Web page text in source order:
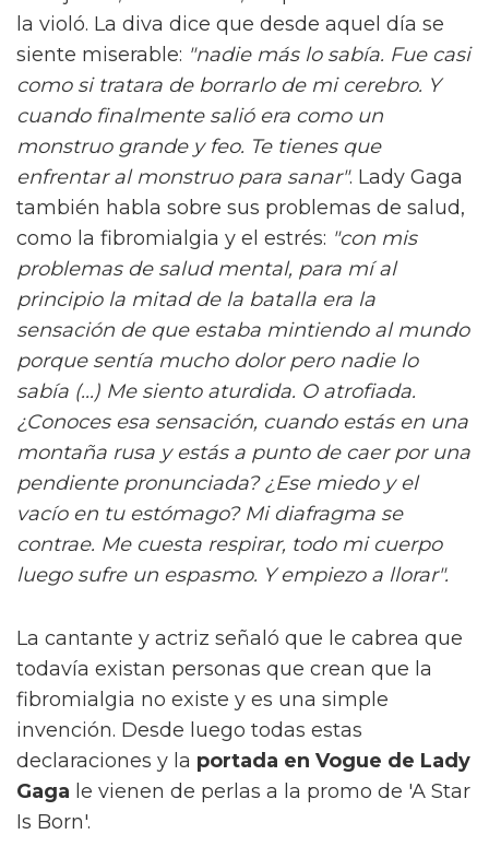
la violó. La diva dice que desde aquel día se
siente miserable: "nadie más lo sabía. Fue casi
como si tratara de borrarlo de mi cerebro. Y
cuando finalmente salió era como un
monstruo grande y feo. Te tienes que
enfrentar al monstruo para sanar". Lady Gaga
también habla sobre sus problemas de salud,
como la fibromialgia y el estrés: "con mis
problemas de salud mental, para mí al
principio la mitad de la batalla era la
sensación de que estaba mintiendo al mundo
porque sentía mucho dolor pero nadie lo
sabía (...) Me siento aturdida. O atrofiada.
¿Conoces esa sensación, cuando estás en una
montaña rusa y estás a punto de caer por una
pendiente pronunciada? ¿Ese miedo y el
vacío en tu estómago? Mi diafragma se
contrae. Me cuesta respirar, todo mi cuerpo
luego sufre un espasmo. Y empiezo a llorar".
La cantante y actriz señaló que le cabrea que
todavía existan personas que crean que la
fibromialgia no existe y es una simple
invención. Desde luego todas estas
declaraciones y la portada en Vogue de Lady
Gaga le vienen de perlas a la promo de 'A Star
Is Born'.